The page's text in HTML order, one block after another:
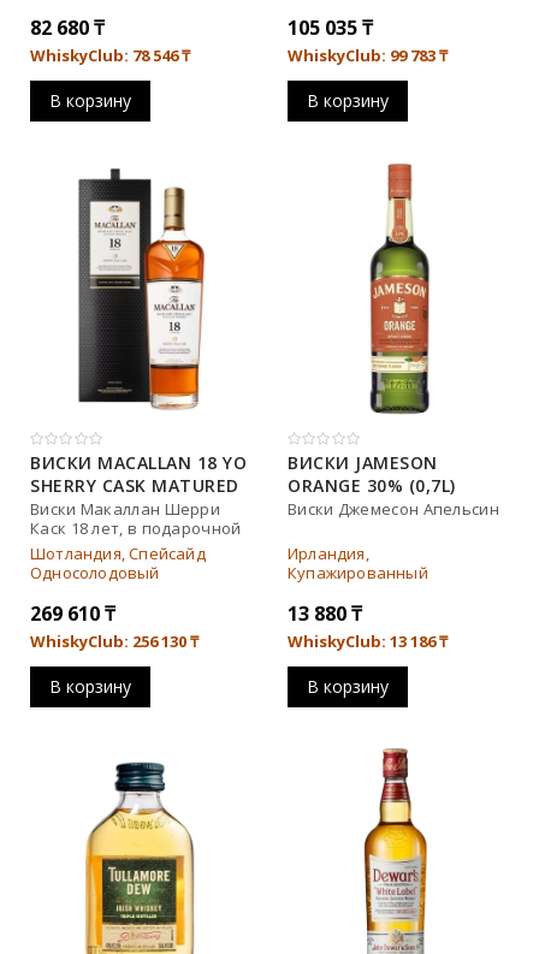
82 680₸
WhiskyClub: 78 546₸
В корзину
105 035₸
WhiskyClub: 99 783₸
В корзину
ВИСКИ MACALLAN 18 YO
SHERRY CASK MATURED
43% IN GIFT BOX (0,7L)
Виски Макаллан Шерри
Каск 18 лет, в подарочной
коробке
Шотландия, Спейсайд
Односолодовый
269 610₸
WhiskyClub: 256 130₸
В корзину
ВИСКИ JAMESON
ORANGE 30% (0,7L)
Виски Джемесон Апельсин
Ирландия,
Купажированный
13 880₸
WhiskyClub: 13 186₸
В корзину
Бренд
Johnnie walker
Dewar`s
Green spot
Old smuggler
Highland park
Выдержка
8 лет
3 года
18 лет
10 лет